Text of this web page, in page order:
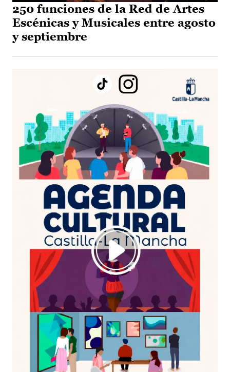
250 funciones de la Red de Artes
Escénicas y Musicales entre agosto
y septiembre